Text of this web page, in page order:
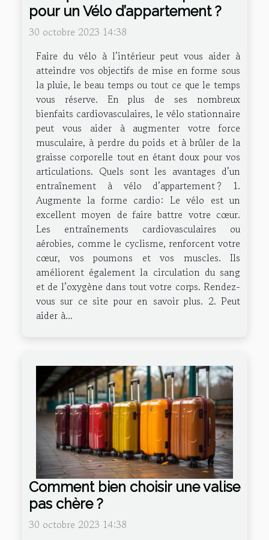
pour un Vélo d’appartement ?
30 octobre 2023 14:38
Faire du vélo à l’intérieur peut vous aider à
atteindre vos objectifs de mise en forme sous
la pluie, le beau temps ou tout ce que le temps
vous réserve. En plus de ses nombreux
bienfaits cardiovasculaires, le vélo stationnaire
peut vous aider à augmenter votre force
musculaire, à perdre du poids et à brûler de la
graisse corporelle tout en étant doux pour vos
articulations. Quels sont les avantages d’un
entraînement à vélo d’appartement ? 1.
Augmente la forme cardio: Le vélo est un
excellent moyen de faire battre votre cœur.
Les entraînements cardiovasculaires ou
aérobies, comme le cyclisme, renforcent votre
cœur, vos poumons et vos muscles. Ils
améliorent également la circulation du sang
et de l’oxygène dans tout votre corps. Rendez-
vous sur ce site pour en savoir plus. 2. Peut
aider à...
Comment bien choisir une valise
pas chère ?
30 octobre 2023 14:38